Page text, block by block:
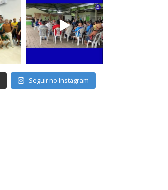
Seguir no Instagram